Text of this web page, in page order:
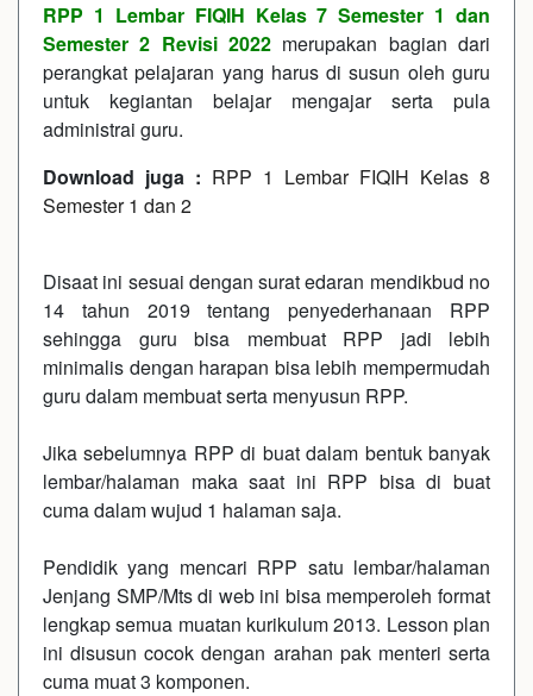
RPP 1 Lembar FIQIH Kelas 7 Semester 1 dan
Semester 2 Revisi 2022 merupakan bagian dari
perangkat pelajaran yang harus di susun oleh guru
untuk kegiantan belajar mengajar serta pula
administrai guru.
Download juga : RPP 1 Lembar FIQIH Kelas 8
Semester 1 dan 2
Disaat ini sesuai dengan surat edaran mendikbud no
14 tahun 2019 tentang penyederhanaan RPP
sehingga guru bisa membuat RPP jadi lebih
minimalis dengan harapan bisa lebih mempermudah
guru dalam membuat serta menyusun RPP.
Jika sebelumnya RPP di buat dalam bentuk banyak
lembar/halaman maka saat ini RPP bisa di buat
cuma dalam wujud 1 halaman saja.
Pendidik yang mencari RPP satu lembar/halaman
Jenjang SMP/Mts di web ini bisa memperoleh format
lengkap semua muatan kurikulum 2013. Lesson plan
ini disusun cocok dengan arahan pak menteri serta
cuma muat 3 komponen.